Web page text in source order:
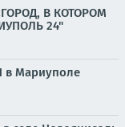
В КОТОРОМ
24"
в Мариуполе